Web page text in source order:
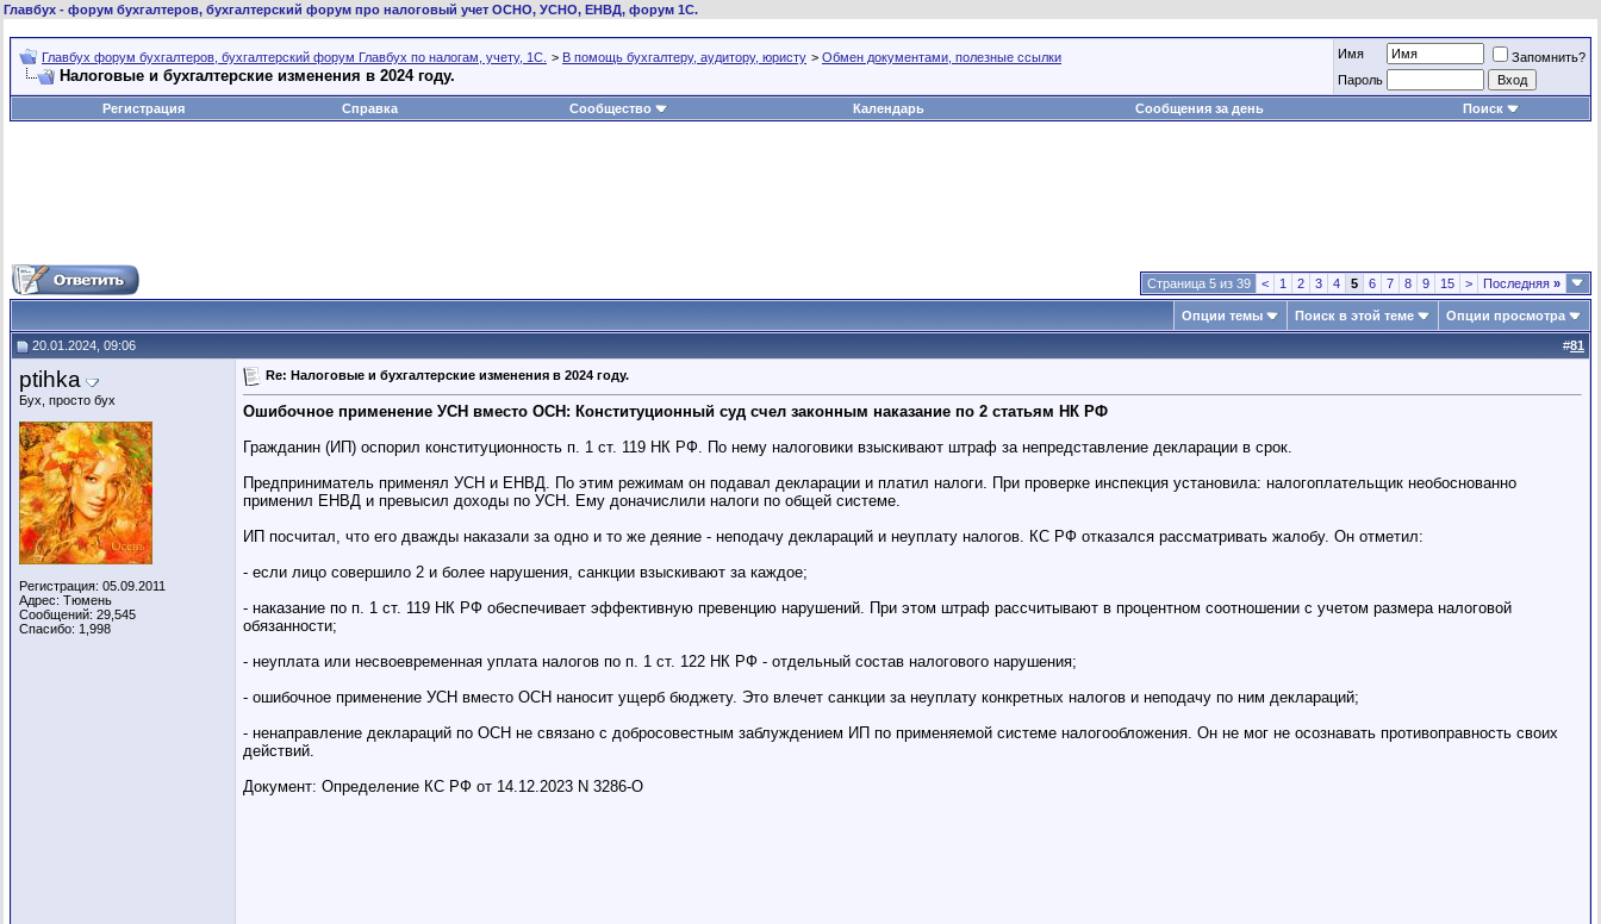
Главбух - форум бухгалтеров, бухгалтерский форум про налоговый учет ОСНО, УСНО, ЕНВД, форум 1С.
Главбух форум бухгалтеров, бухгалтерский форум Главбух по налогам, учету, 1С. > В помощь бухгалтеру, аудитору, юристу > Обмен документами, полезные ссылки
Налоговые и бухгалтерские изменения в 2024 году.
Имя
Запомнить?
Пароль
Регистрация
Справка Сообщество Календарь Сообщения за день Поиск
Страница 5 из 39 < 1 2 3 4 5 6 7 8 9 15 > Последняя »
Опции темы Поиск в этой теме Опции просмотра
20.01.2024, 09:06 #81
ptihka
Бух, просто бух
Регистрация: 05.09.2011
Адрес: Тюмень
Сообщений: 29,545
Спасибо: 1,998
Re: Налоговые и бухгалтерские изменения в 2024 году.
Ошибочное применение УСН вместо ОСН: Конституционный суд счел законным наказание по 2 статьям НК РФ
Гражданин (ИП) оспорил конституционность п. 1 ст. 119 НК РФ. По нему налоговики взыскивают штраф за непредставление декларации в срок.
Предприниматель применял УСН и ЕНВД. По этим режимам он подавал декларации и платил налоги. При проверке инспекция установила: налогоплательщик необоснованно
применил ЕНВД и превысил доходы по УСН. Ему доначислили налоги по общей системе.
ИП посчитал, что его дважды наказали за одно и то же деяние - неподачу деклараций и неуплату налогов. КС РФ отказался рассматривать жалобу. Он отметил:
- если лицо совершило 2 и более нарушения, санкции взыскивают за каждое;
- наказание по п. 1 ст. 119 НК РФ обеспечивает эффективную превенцию нарушений. При этом штраф рассчитывают в процентном соотношении с учетом размера налоговой
обязанности;
- неуплата или несвоевременная уплата налогов по п. 1 ст. 122 НК РФ - отдельный состав налогового нарушения;
- ошибочное применение УСН вместо ОСН наносит ущерб бюджету. Это влечет санкции за неуплату конкретных налогов и неподачу по ним деклараций;
- ненаправление деклараций по ОСН не связано с добросовестным заблуждением ИП по применяемой системе налогообложения. Он не мог не осознавать противоправность своих
действий.
Документ: Определение КС РФ от 14.12.2023 N 3286-О